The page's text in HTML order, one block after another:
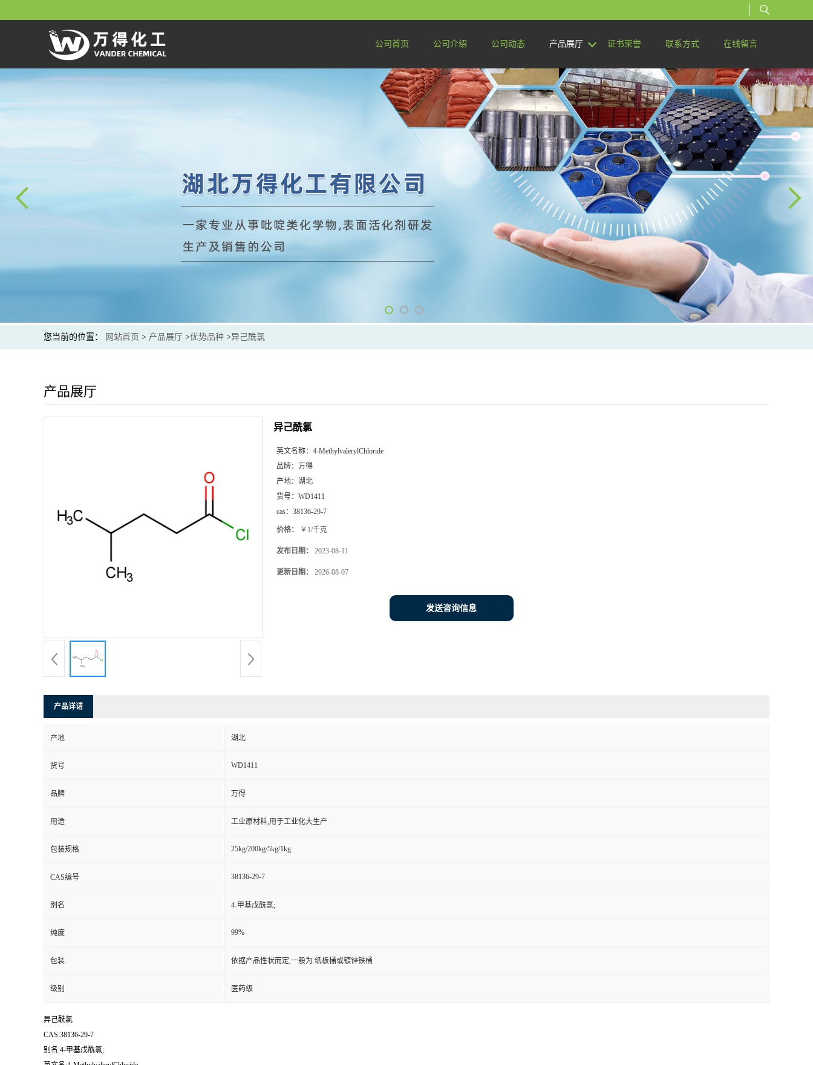
公司首页 公司介绍 公司动态 产品展厅 证书荣誉 联系方式 在线留言
您当前的位置： 网站首页 > 产品展厅 >优势品种 >异己酰氯
产品展厅
异己酰氯
英文名称： 4-MethylvalerylChloride
品牌： 万得
产地： 湖北
货号： WD1411
cas： 38136-29-7
价格： ￥1/千克
发布日期： 2023-08-11
更新日期： 2026-08-07
发送咨询信息
产品详请
产地 湖北
货号 WD1411
品牌 万得
用途 工业原材料,用于工业化大生产
包装规格 25kg/200kg/5kg/1kg
CAS编号 38136-29-7
别名 4-甲基戊酰氯;
纯度 99%
包装 依据产品性状而定,一般为:纸板桶或镀锌铁桶
级别 医药级
异己酰氯
CAS:38136-29-7
别名:4-甲基戊酰氯;